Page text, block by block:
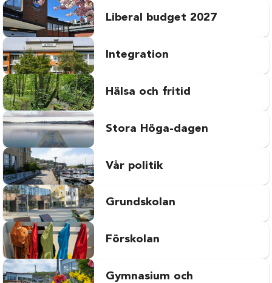
Liberal budget 2027
Integration
Hälsa och fritid
Stora Höga-dagen
Vår politik
Grundskolan
Förskolan
Gymnasium och